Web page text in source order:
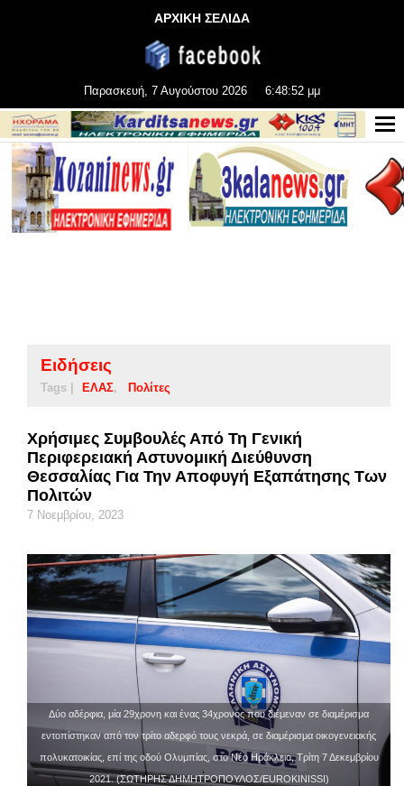
ΑΡΧΙΚΗ ΣΕΛΙΔΑ
Παρασκευή, 7 Αυγούστου 2026 6:48:53 μμ
Ειδήσεις
Tags | ΕΛΑΣ Πολίτες
Χρήσιμες Συμβουλές Από Τη Γενική
Περιφερειακή Αστυνομική Διεύθυνση
Θεσσαλίας Για Την Αποφυγή Εξαπάτησης Των
Πολιτών
7 Νοεμβρίου, 2023
Δύο αδέρφια, μία 29χρονη και ένας 34χρονος που διέμεναν σε διαμέρισμα
εντοπίστηκαν από τον τρίτο αδερφό τους νεκρά, σε διαμέρισμα οικογενειακής
πολυκατοικίας, επί της οδού Ολυμπίας, στο Νέο Ηράκλειο, Τρίτη 7 Δεκεμβρίου
2021. (ΣΩΤΗΡΗΣ ΔΗΜΗΤΡΟΠΟΥΛΟΣ/EUROKINISSI)